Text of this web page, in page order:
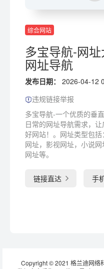
综合网站
多宝导航-网
网址导航
发布日期：
2026-04-12
违规链接举报
多宝导航-一个优质的垂
日常的网址导航需求，
好网站！。网址类型包
网址，影视网址，小说
网址等。
链接直达 手
Copyright © 2021 格兰迪网络